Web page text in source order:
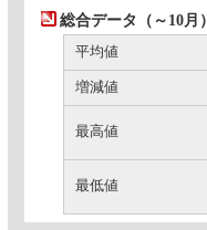
総合データ（～10月）
平均値
増減値
最高値
最低値